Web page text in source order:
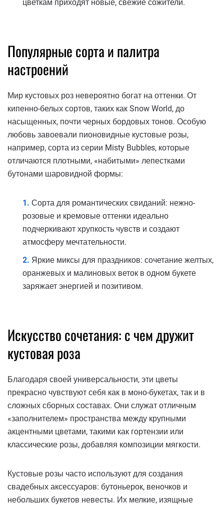
цветкам приходят новые, свежие сожители.
Популярные сорта и палитра
настроений
Мир кустовых роз невероятно богат на оттенки. От
кипенно-белых сортов, таких как Snow World, до
насыщенных, почти черных бордовых тонов. Особую
любовь завоевали пионовидные кустовые розы,
например, сорта из серии Misty Bubbles, которые
отличаются плотными, «набитыми» лепестками
бутонами шаровидной формы:
Сорта для романтических свиданий: нежно-
розовые и кремовые оттенки идеально
подчеркивают хрупкость чувств и создают
атмосферу мечтательности.
Яркие миксы для праздников: сочетание желтых,
оранжевых и малиновых веток в одном букете
заряжает энергией и позитивом.
Искусство сочетания: с чем дружит
кустовая роза
Благодаря своей универсальности, эти цветы
прекрасно чувствуют себя как в моно-букетах, так и в
сложных сборных составах. Они служат отличным
«заполнителем» пространства между крупными
акцентными цветами, такими как гортензии или
классические розы, добавляя композиции мягкости.
Кустовые розы часто используют для создания
свадебных аксессуаров: бутоньерок, веночков и
небольших букетов невесты. Их мелкие, изящные